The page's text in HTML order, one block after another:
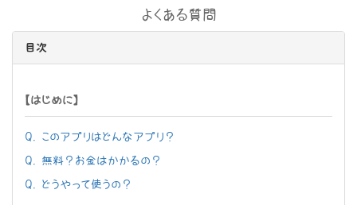
よくある質問
目次
【はじめに】
Q. このアプリはどんなアプリ？
Q. 無料？お金はかかるの？
Q. どうやって使うの？